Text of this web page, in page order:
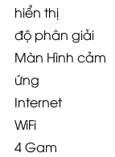
hiển thị
độ phân giải
Màn Hình cảm
ứng
Internet
WiFi
4 Gam